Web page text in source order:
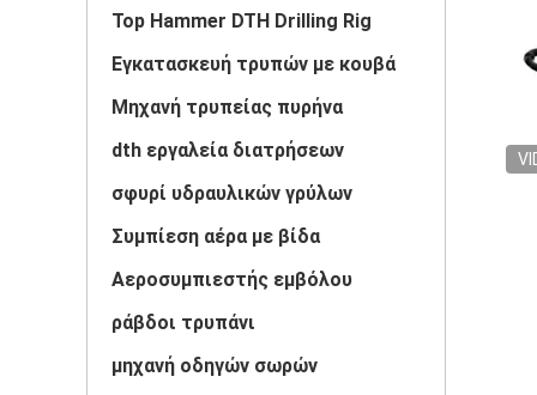
Top Hammer DTH Drilling Rig
Εγκατασκευή τρυπών με κουβά
Μηχανή τρυπείας πυρήνα
dth εργαλεία διατρήσεων
σφυρί υδραυλικών γρύλων
Συμπίεση αέρα με βίδα
Αεροσυμπιεστής εμβόλου
ράβδοι τρυπάνι
μηχανή οδηγών σωρών